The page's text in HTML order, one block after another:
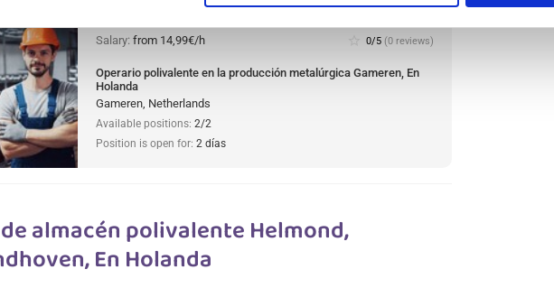
Salary: from 14,99€/h star_border 0/5 (0 reviews)
Operario polivalente en la producción metalúrgica Gameren, En
Holanda
Gameren, Netherlands
Available positions: 2/2
Position is open for: 2 días
almacén polivalente Helmond,
En Holanda